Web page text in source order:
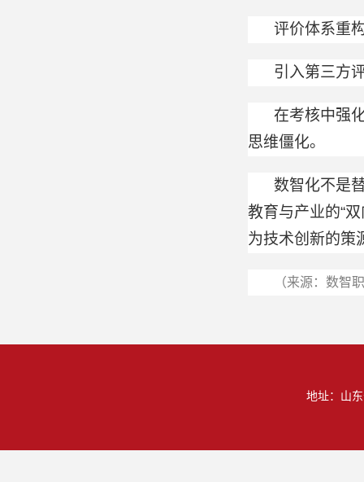
评价体系重
引入第三方
在考核中强
思维僵化。
数智化不是
教育与产业的“
为技术创新的策
（来源：数智
地址：山